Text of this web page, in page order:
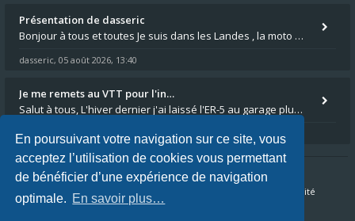
En poursuivant votre navigation sur ce site, vous
acceptez l’utilisation de cookies vous permettant
de bénéficier d’une expérience de navigation
optimale. En savoir plus…
Présentation de dasseric
Bonjour à tous et toutes Je suis dans les Landes , la moto appartient à ma fille et je suis désigné pour faire l'entreti
dasseric, 05 août 2026, 13:40
Je me remets au VTT pour l'in…
Salut à tous, L'hiver dernier j'ai laissé l'ER-5 au garage plus souvent que je veux bien l'admettre, et le médecin m'a
Loanne2,01 août 2026, 14:54
Accueil du forum FAQ Confidentialité